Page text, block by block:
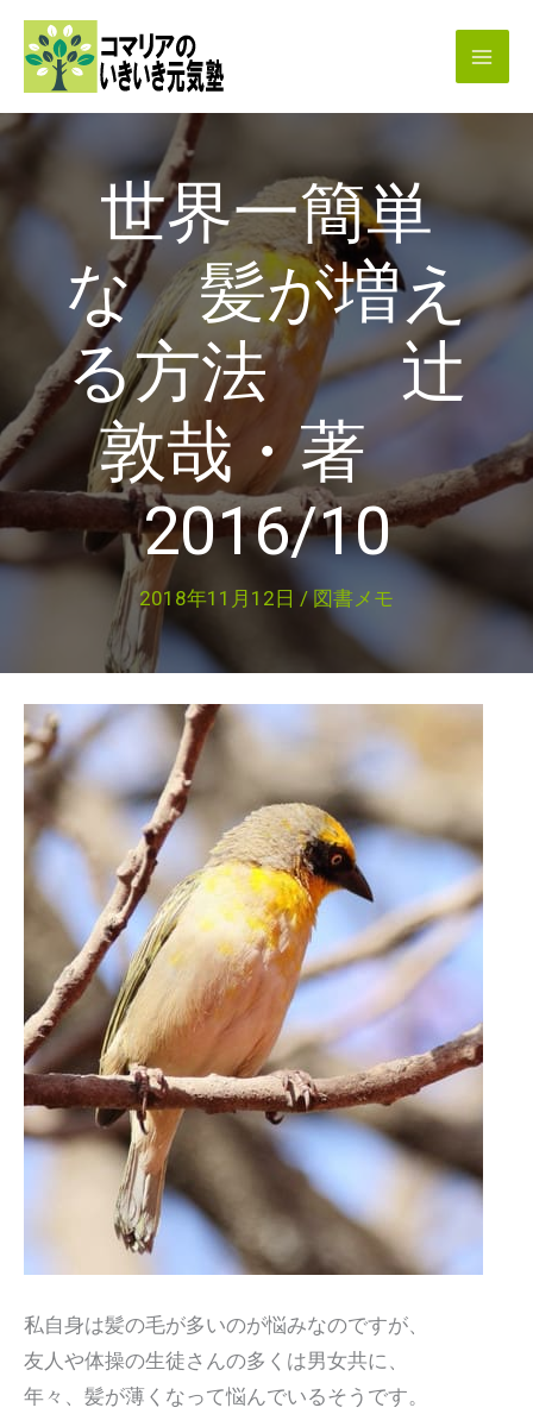
ス
ッ
世界一簡単
な 髪が増え
る方法 辻
敦哉・著
2016/10
2018年11月12日 /図書メモ
私自身は髪の毛が多いのが悩みなのですが、
友人や体操の生徒さんの多くは男女共に、
年々、髪が薄くなって悩んでいるそうです。